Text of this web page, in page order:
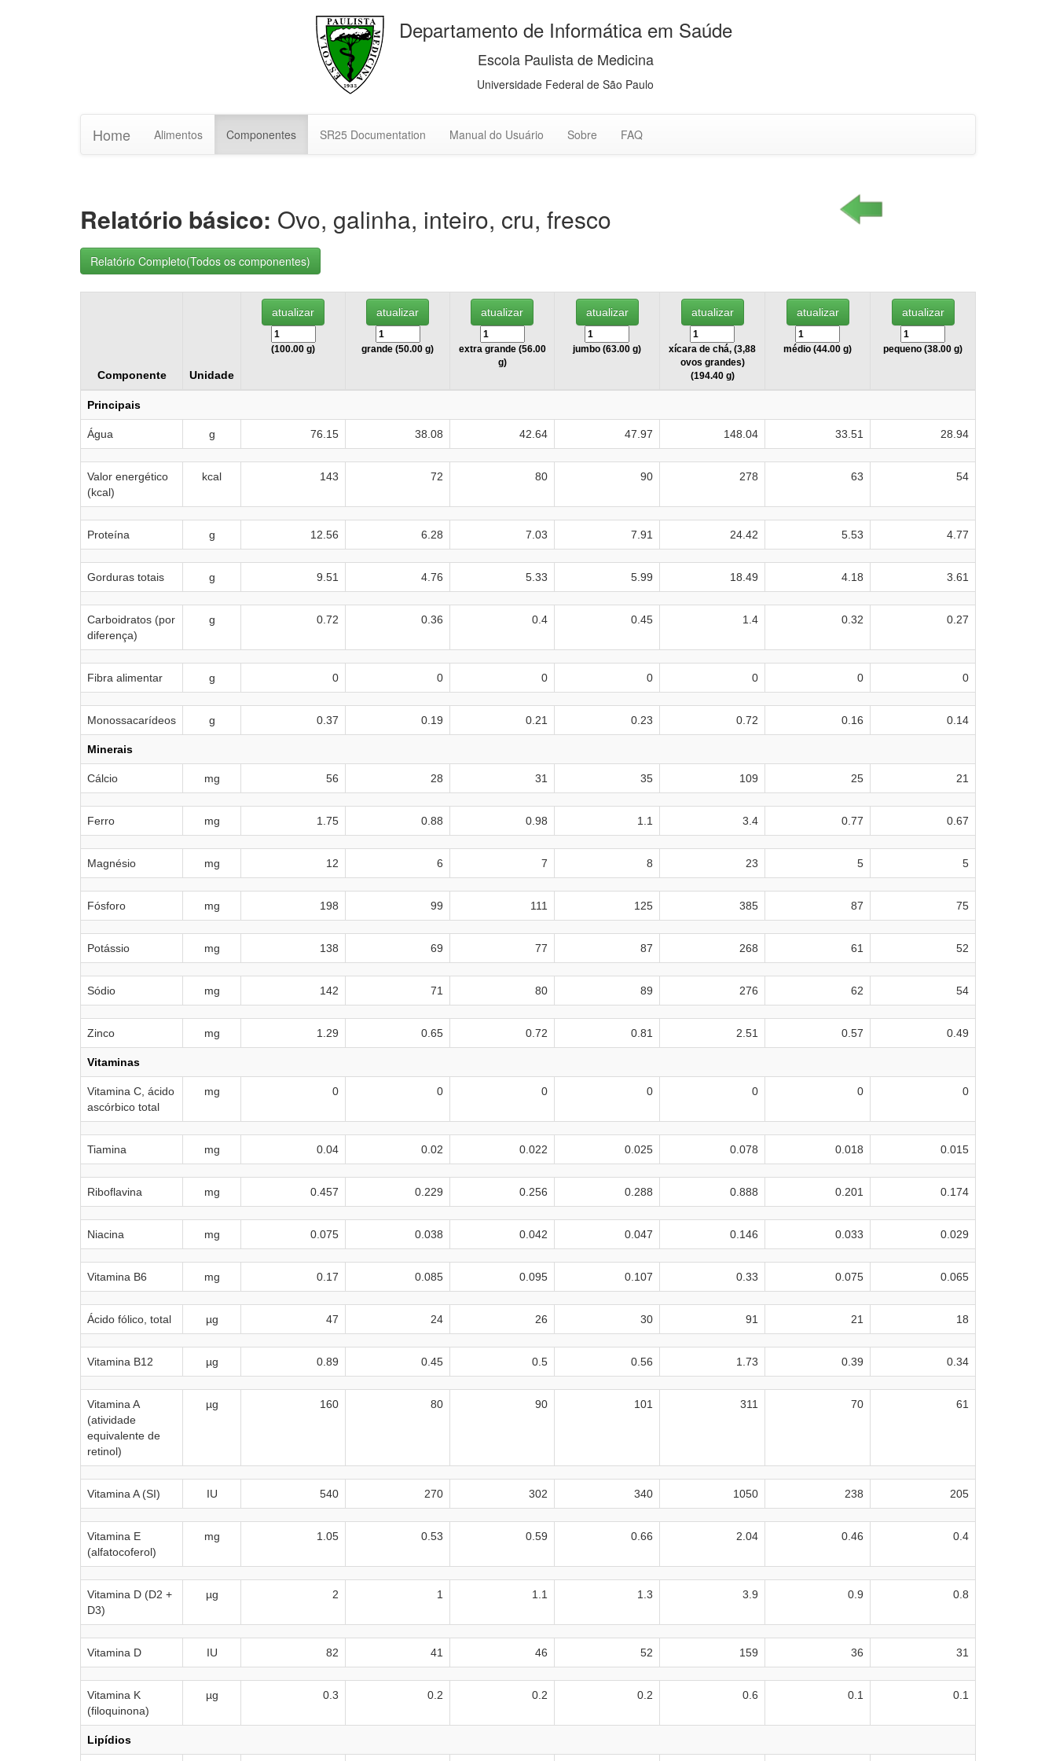
Departamento de Informática em Saúde
Escola Paulista de Medicina
Universidade Federal de São Paulo
Home Alimentos Componentes SR25 Documentation Manual do Usuário Sobre FAQ
Relatório básico: Ovo, galinha, inteiro, cru, fresco
Componente Unidade
(100.00 g) grande (50.00 g)
extra grande (56.00
g)
jumbo (63.00 g)
xícara de chá, (3,88
ovos grandes)
(194.40 g)
médio (44.00 g) pequeno (38.00 g)
Principais
Água g 76.15 38.08 42.64 47.97 148.04 33.51 28.94
Valor energético
(kcal)
kcal 143 72 80 90 278 63 54
Proteína g 12.56 6.28 7.03 7.91 24.42 5.53 4.77
Gorduras totais g 9.51 4.76 5.33 5.99 18.49 4.18 3.61
Carboidratos (por
diferença)
g 0.72 0.36 0.4 0.45 1.4 0.32 0.27
Fibra alimentar g 0 0 0 0 0 0 0
Monossacarídeos g 0.37 0.19 0.21 0.23 0.72 0.16 0.14
Minerais
Cálcio mg 56 28 31 35 109 25 21
Ferro mg 1.75 0.88 0.98 1.1 3.4 0.77 0.67
Magnésio mg 12 6 7 8 23 5 5
Fósforo mg 198 99 111 125 385 87 75
Potássio mg 138 69 77 87 268 61 52
Sódio mg 142 71 80 89 276 62 54
Zinco mg 1.29 0.65 0.72 0.81 2.51 0.57 0.49
Vitaminas
Vitamina C, ácido
ascórbico total
mg 0 0 0 0 0 0 0
Tiamina mg 0.04 0.02 0.022 0.025 0.078 0.018 0.015
Riboflavina mg 0.457 0.229 0.256 0.288 0.888 0.201 0.174
Niacina mg 0.075 0.038 0.042 0.047 0.146 0.033 0.029
Vitamina B6 mg 0.17 0.085 0.095 0.107 0.33 0.075 0.065
Ácido fólico, total µg 47 24 26 30 91 21 18
Vitamina B12 µg 0.89 0.45 0.5 0.56 1.73 0.39 0.34
Vitamina A
(atividade
equivalente de
retinol)
µg 160 80 90 101 311 70 61
Vitamina A (SI) IU 540 270 302 340 1050 238 205
Vitamina E
(alfatocoferol)
mg 1.05 0.53 0.59 0.66 2.04 0.46 0.4
Vitamina D (D2 +
D3)
µg 2 1 1.1 1.3 3.9 0.9 0.8
Vitamina D IU 82 41 46 52 159 36 31
Vitamina K
(filoquinona)
µg 0.3 0.2 0.2 0.2 0.6 0.1 0.1
Lipídios